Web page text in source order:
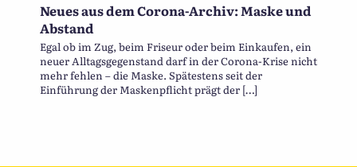
Neues aus dem Corona-Archiv: Maske und
Abstand
Egal ob im Zug, beim Friseur oder beim Einkaufen, ein
neuer Alltagsgegenstand darf in der Corona-Krise nicht
mehr fehlen – die Maske. Spätestens seit der
Einführung der Maskenpflicht prägt der […]